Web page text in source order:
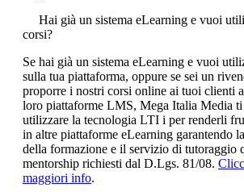
Hai già un sistema eLearning e vuoi
corsi?
Se hai già un sistema eLearning e vuoi
sulla tua piattaforma, oppure se sei un
proporre i nostri corsi online ai tuoi clienti
loro piattaforme LMS, Mega Italia Media ti
utilizzare la tecnologia LTI i per renderli
in altre piattaforme eLearning garantendo
della formazione e il servizio di tutoraggio
mentorship richiesti dal D.Lgs. 81/08.
maggiori info.